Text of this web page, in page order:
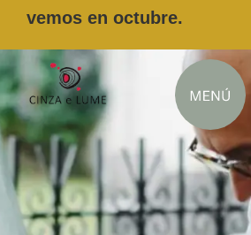
vemos en octubre.